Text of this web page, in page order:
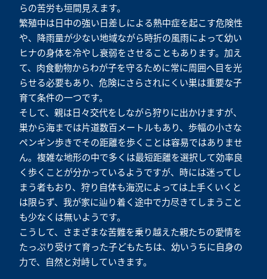
らの苦労も垣間見えます。
繁殖中は日中の強い日差しによる熱中症を起こす危険性
や、降雨量が少ない地域ながら時折の風雨によって幼い
ヒナの身体を冷やし衰弱をさせることもあります。加え
て、肉食動物からわが子を守るために常に周囲へ目を光
らせる必要もあり、危険にさらされにくい巣は重要な子
育て条件の一つです。
そして、親は日々交代をしながら狩りに出かけますが、
巣から海までは片道数百メートルもあり、歩幅の小さな
ペンギン歩きでその距離を歩くことは容易ではありませ
ん。複雑な地形の中で多くは最短距離を選択して効率良
く歩くことが分かっているようですが、時には迷ってし
まう者もおり、狩り自体も海況によっては上手くいくと
は限らず、我が家に辿り着く途中で力尽きてしまうこと
も少なくは無いようです。
こうして、さまざまな苦難を乗り越えた親たちの愛情を
たっぷり受けて育った子どもたちは、幼いうちに自身の
力で、自然と対峙していきます。